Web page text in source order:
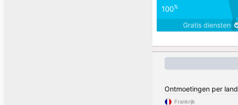
100%
Gratis diensten
Ontmoetingen per land
Frankrijk